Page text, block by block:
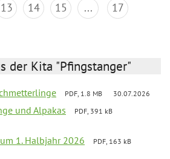
13 14 15 ... 17
der Kita "Pfingstanger"
PDF, 1.8 MB 30.07.2026
und Alpakas
PDF, 391 kB
1. Halbjahr 2026
PDF, 163 kB